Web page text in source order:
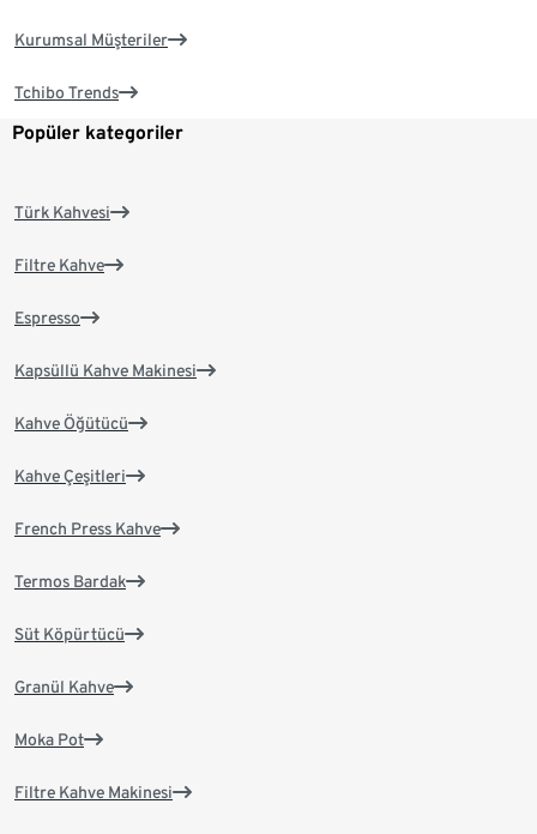
Kurumsal Müşteriler
Tchibo Trends
Popüler kategoriler
Türk Kahvesi
Filtre Kahve
Espresso
Kapsüllü Kahve Makinesi
Kahve Öğütücü
Kahve Çeşitleri
French Press Kahve
Termos Bardak
Süt Köpürtücü
Granül Kahve
Moka Pot
Filtre Kahve Makinesi